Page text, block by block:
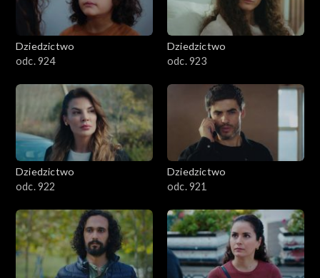
Dziedzictwo
odc. 924
Dziedzictwo
odc. 923
Dziedzictwo
odc. 922
Dziedzictwo
odc. 921